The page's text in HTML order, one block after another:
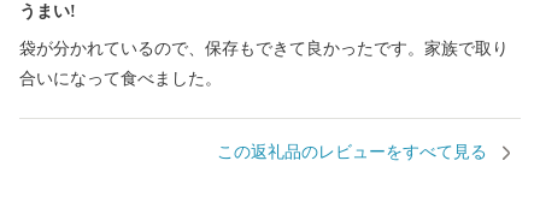
うまい!
袋が分かれているので、保存もできて良かったです。家族で取り
合いになって食べました。
この返礼品のレビューをすべて見る